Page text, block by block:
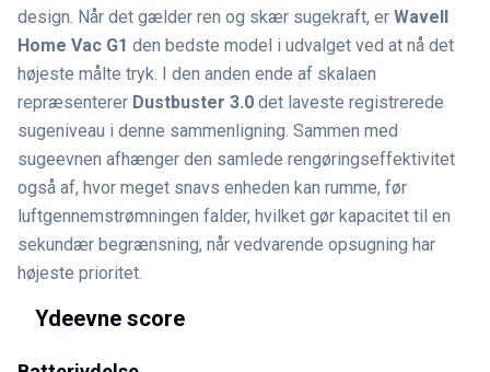
design. Når det gælder ren og skær sugekraft, er Wavell
Home Vac G1 den bedste model i udvalget ved at nå det
højeste målte tryk. I den anden ende af skalaen
repræsenterer Dustbuster 3.0 det laveste registrerede
sugeniveau i denne sammenligning. Sammen med
sugeevnen afhænger den samlede rengøringseffektivitet
også af, hvor meget snavs enheden kan rumme, før
luftgennemstrømningen falder, hvilket gør kapacitet til en
sekundær begrænsning, når vedvarende opsugning har
højeste prioritet.
Ydeevne score